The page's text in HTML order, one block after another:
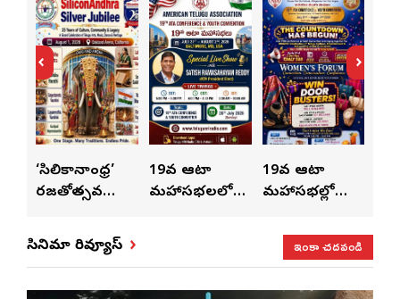
‘సిలికానాంధ్ర’
రజతోత్సవ
కుంభ హారతి
19వ ఆటా
మహాసభలలో
19వ ఆటా
మహాసభల్లో
ప్రత్యేకంగా
‘ఉమెన్స్ ఫోరమ్’
సినిమా రివ్యూస్ ఇంకా చదవండి